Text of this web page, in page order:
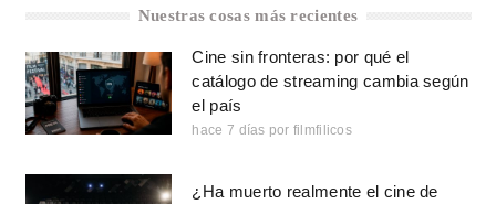
Nuestras cosas más recientes
Cine sin fronteras: por qué el
catálogo de streaming cambia según
el país
hace 7 días por filmfilicos
¿Ha muerto realmente el cine de